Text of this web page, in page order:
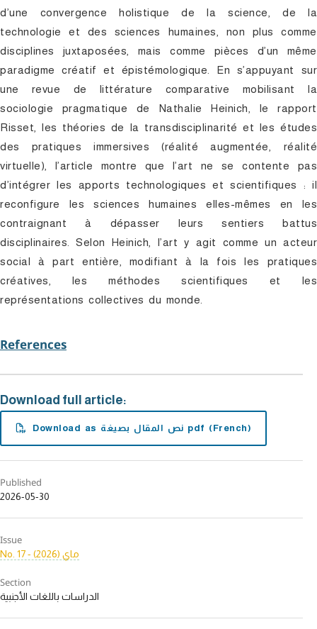
d’une convergence holistique de la science, de la
technologie et des sciences humaines, non plus comme
disciplines juxtaposées, mais comme pièces d’un même
paradigme créatif et épistémologique. En s’appuyant sur
une revue de littérature comparative mobilisant la
sociologie pragmatique de Nathalie Heinich, le rapport
Risset, les théories de la transdisciplinarité et les études
des pratiques immersives (réalité augmentée, réalité
virtuelle), l’article montre que l’art ne se contente pas
d’intégrer les apports technologiques et scientifiques : il
reconfigure les sciences humaines elles-mêmes en les
contraignant à dépasser leurs sentiers battus
disciplinaires. Selon Heinich, l’art y agit comme un acteur
social à part entière, modifiant à la fois les pratiques
créatives, les méthodes scientifiques et les
représentations collectives du monde.
References
Download full article:
Download as نص المقال بصيغة pdf (French)
Published
2026-05-30
Issue
No. 17 - ماي (2026)
Section
الدراسات باللغات الأجنبية